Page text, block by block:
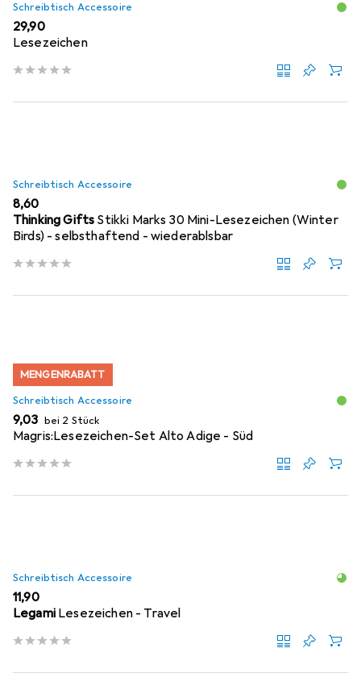
Schreibtisch Accessoire
EUR
29,90
Lesezeichen
Schreibtisch Accessoire
EUR
8,60
Thinking Gifts Stikki Marks 30 Mini-Lesezeichen (Winter
Birds) - selbsthaftend - wiederablsbar
MENGENRABATT
Schreibtisch Accessoire
EUR
9,03 bei 2 Stück
Magris:Lesezeichen-Set Alto Adige - Süd
Schreibtisch Accessoire
EUR
11,90
Legami Lesezeichen - Travel